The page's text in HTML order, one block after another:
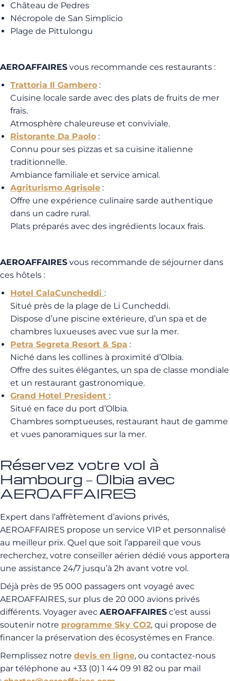
Château de Pedres
Nécropole de San Simplicio
Plage de Pittulongu
AEROAFFAIRES vous recommande ces restaurants :
Trattoria Il Gambero :
Cuisine locale sarde avec des plats de fruits de mer
frais.
Atmosphère chaleureuse et conviviale.
Ristorante Da Paolo :
Connu pour ses pizzas et sa cuisine italienne
traditionnelle.
Ambiance familiale et service amical.
Agriturismo Agrisole :
Offre une expérience culinaire sarde authentique
dans un cadre rural.
Plats préparés avec des ingrédients locaux frais.
AEROAFFAIRES vous recommande de séjourner dans
ces hôtels :
Hotel CalaCuncheddi :
Situé près de la plage de Li Cuncheddi.
Dispose d’une piscine extérieure, d’un spa et de
chambres luxueuses avec vue sur la mer.
Petra Segreta Resort & Spa :
Niché dans les collines à proximité d’Olbia.
Offre des suites élégantes, un spa de classe mondiale
et un restaurant gastronomique.
Grand Hotel President :
Situé en face du port d’Olbia.
Chambres somptueuses, restaurant haut de gamme
et vues panoramiques sur la mer.
Réservez votre vol à
Hambourg – Olbia avec
AEROAFFAIRES
Expert dans l’affrètement d’avions privés,
AEROAFFAIRES propose un service VIP et personnalisé
au meilleur prix. Quel que soit l’appareil que vous
recherchez, votre conseiller aérien dédié vous apportera
une assistance 24/7 jusqu’à 2h avant votre vol.
Déjà près de 95 000 passagers ont voyagé avec
AEROAFFAIRES, sur plus de 20 000 avions privés
différents. Voyager avec AEROAFFAIRES c’est aussi
soutenir notre programme Sky CO2, qui propose de
financer la préservation des écosystèmes en France.
Remplissez notre devis en ligne, ou contactez-nous
par téléphone au +33 (0) 1 44 09 91 82 ou par mail